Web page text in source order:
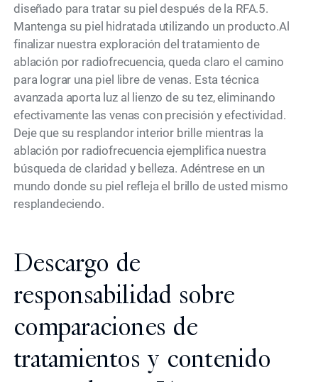
diseñado para tratar su piel después de la RFA.5.
Mantenga su piel hidratada utilizando un producto.Al
finalizar nuestra exploración del tratamiento de
ablación por radiofrecuencia, queda claro el camino
para lograr una piel libre de venas. Esta técnica
avanzada aporta luz al lienzo de su tez, eliminando
efectivamente las venas con precisión y efectividad.
Deje que su resplandor interior brille mientras la
ablación por radiofrecuencia ejemplifica nuestra
búsqueda de claridad y belleza. Adéntrese en un
mundo donde su piel refleja el brillo de usted mismo
resplandeciendo.
Descargo de
responsabilidad sobre
comparaciones de
tratamientos y contenido